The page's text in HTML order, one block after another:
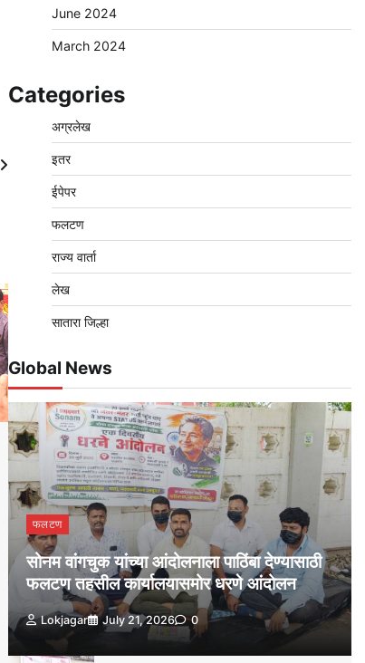
June 2024
March 2024
Categories
अग्रलेख
इतर
ईपेपर
फलटण
राज्य वार्ता
लेख
सातारा जिल्हा
Global News
फलटण
सोनम वांगचुक यांच्या आंदोलनाला पाठिंबा देण्यासाठी
फलटण तहसील कार्यालयासमोर धरणे आंदोलन
Lokjagar July 21, 2026 0